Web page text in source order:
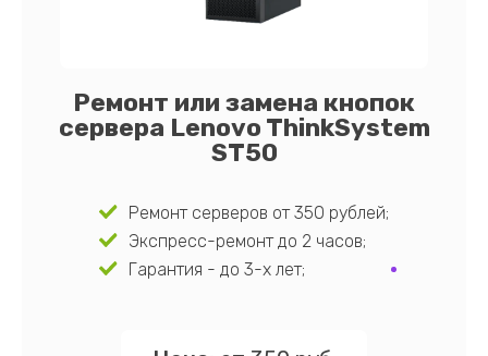
Ремонт или замена кнопок
сервера Lenovo ThinkSystem
ST50
Ремонт серверов от 350 рублей;
Экспресс-ремонт до 2 часов;
Гарантия - до 3-х лет;